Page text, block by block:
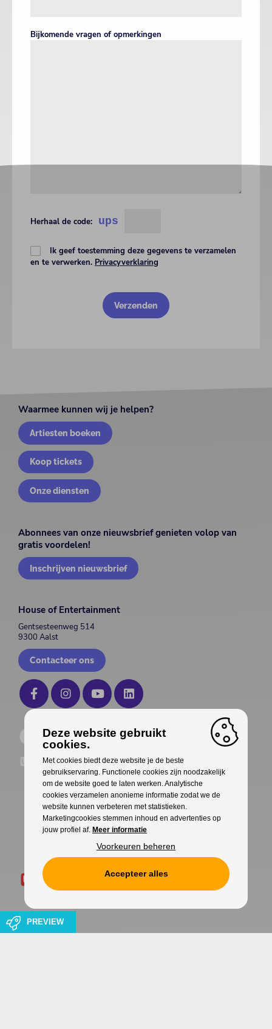
PREVIEW
Bijkomende vragen of opmerkingen
Herhaal de code: ups
Ik geef toestemming deze gegevens te verzamelen
en te verwerken. Privacyverklaring
Waarmee kunnen wij je helpen?
Artiesten boeken
Koop tickets
Onze diensten
Abonnees van onze nieuwsbrief genieten volop van
gratis voordelen!
Inschrijven nieuwsbrief
House of Entertainment
Gentsesteenweg 514
9300 Aalst
Contacteer ons
Deze website gebruikt
cookies.
Met cookies biedt deze website je de beste
gebruikservaring. Functionele cookies zijn noodzakelijk
om de website goed te laten werken. Analytische
cookies verzamelen anonieme informatie zodat we de
website kunnen verbeteren met statistieken.
Marketingcookies stemmen inhoud en advertenties op
jouw profiel af. Meer informatie
Voorkeuren beheren
Accepteer alles